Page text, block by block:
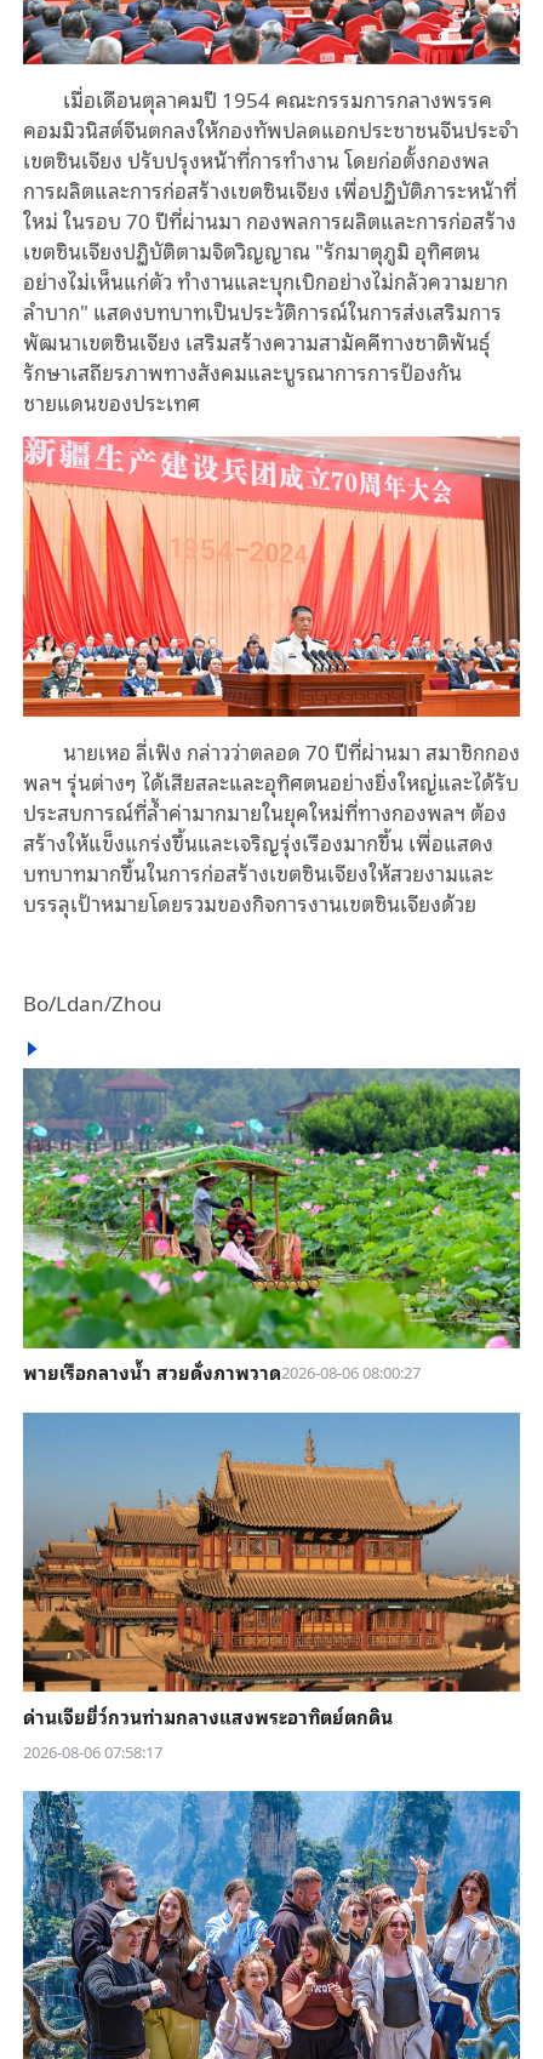
เมื่อเดือนตุลาคมปี 1954 คณะกรรมการกลางพรรค
คอมมิวนิสต์จีนตกลงให้กองทัพปลดแอกประชาชนจีนประจำ
เขตซินเจียง ปรับปรุงหน้าที่การทำงาน โดยก่อตั้งกองพล
การผลิตและการก่อสร้างเขตซินเจียง เพื่อปฏิบัติภาระหน้าที่
ใหม่ ในรอบ 70 ปีที่ผ่านมา กองพลการผลิตและการก่อสร้าง
เขตซินเจียงปฏิบัติตามจิตวิญญาณ "รักมาตุภูมิ อุทิศตน
อย่างไม่เห็นแก่ตัว ทำงานและบุกเบิกอย่างไม่กลัวความยาก
ลำบาก" แสดงบทบาทเป็นประวัติการณ์ในการส่งเสริมการ
พัฒนาเขตซินเจียง เสริมสร้างความสามัคคีทางชาติพันธุ์
รักษาเสถียรภาพทางสังคมและบูรณาการการป้องกัน
ชายแดนของประเทศ
นายเหอ ลี่เฟิง กล่าวว่าตลอด 70 ปีที่ผ่านมา สมาชิกกอง
พลฯ รุ่นต่างๆ ได้เสียสละและอุทิศตนอย่างยิ่งใหญ่และได้รับ
ประสบการณ์ที่ล้ำค่ามากมายในยุคใหม่ที่ทางกองพลฯ ต้อง
สร้างให้แข็งแกร่งขึ้นและเจริญรุ่งเรืองมากขึ้น เพื่อแสดง
บทบาทมากขึ้นในการก่อสร้างเขตซินเจียงให้สวยงามและ
บรรลุเป้าหมายโดยรวมของกิจการงานเขตซินเจียงด้วย
Bo/Ldan/Zhou
พายเรือกลางน้ำ สวยดั่งภาพวาด2026-08-06 08:00:27
ด่านเจียยี่ว์กวนท่ามกลางแสงพระอาทิตย์ตกดิน
2026-08-06 07:58:17